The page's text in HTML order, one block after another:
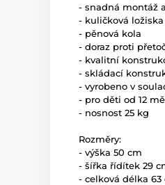
- snadná montáž
- kuličková
- pěnová kola
- doraz proti
- kvalitní
- skládací
- vyrobeno v
- pro děti od 12
- nosnost 25 kg
Rozměry:
- výška 50 cm
- šířka řídítek 29
- celková délka 63